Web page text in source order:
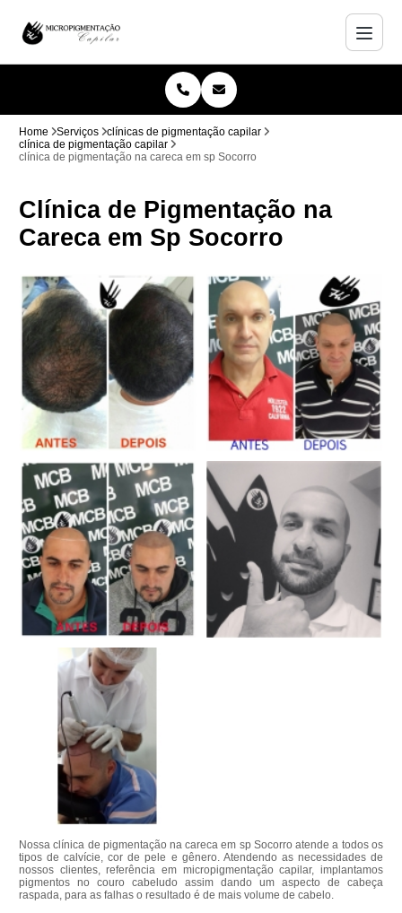
Home Serviços
clínicas de pigmentação capilar
clínica de pigmentação capilar
clínica de pigmentação na careca em sp Socorro
Clínica de Pigmentação na
Careca em Sp Socorro
Nossa clínica de pigmentação na careca em sp Socorro atende a todos os
tipos de calvície, cor de pele e gênero. Atendendo as necessidades de
nossos clientes, referência em micropigmentação capilar, implantamos
pigmentos no couro cabeludo assim dando um aspecto de cabeça
raspada, para as falhas o resultado é de mais volume de cabelo.